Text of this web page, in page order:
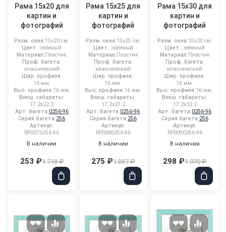
Рама 15x20 для
картин и
фотографий
Разм. окна:15x20 см.
Цвет..:зеленый
Материал:Пластик
Проф. багета:
классический
Шир. профиля:
16 мм.
Выс. профиля:16 мм.
Внеш. габариты:
17.2x22.2
Арт. багета:0256-96
Серия багета:256
Артикул:
RP0070256-96
В наличии
253 ₽1 718 ₽
Рама 15x25 для
картин и
фотографий
Разм. окна:15x25 см.
Цвет..:зеленый
Материал:Пластик
Проф. багета:
классический
Шир. профиля:
16 мм.
Выс. профиля:16 мм.
Внеш. габариты:
17.2x27.2
Арт. багета:0256-96
Серия багета:256
Артикул:
RP0080256-96
В наличии
275 ₽1 887 ₽
Рама 15x30 для
картин и
фотографий
Разм. окна:15x30 см.
Цвет..:зеленый
Материал:Пластик
Проф. багета:
классический
Шир. профиля:
16 мм.
Выс. профиля:16 мм.
Внеш. габариты:
17.2x32.2
Арт. багета:0256-96
Серия багета:256
Артикул:
RP0090256-96
В наличии
298 ₽1 970 ₽